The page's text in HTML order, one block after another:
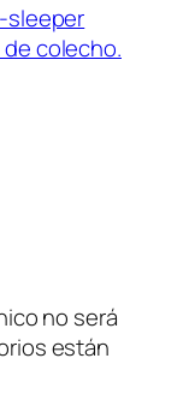
sleeper
colecho.
no será
están